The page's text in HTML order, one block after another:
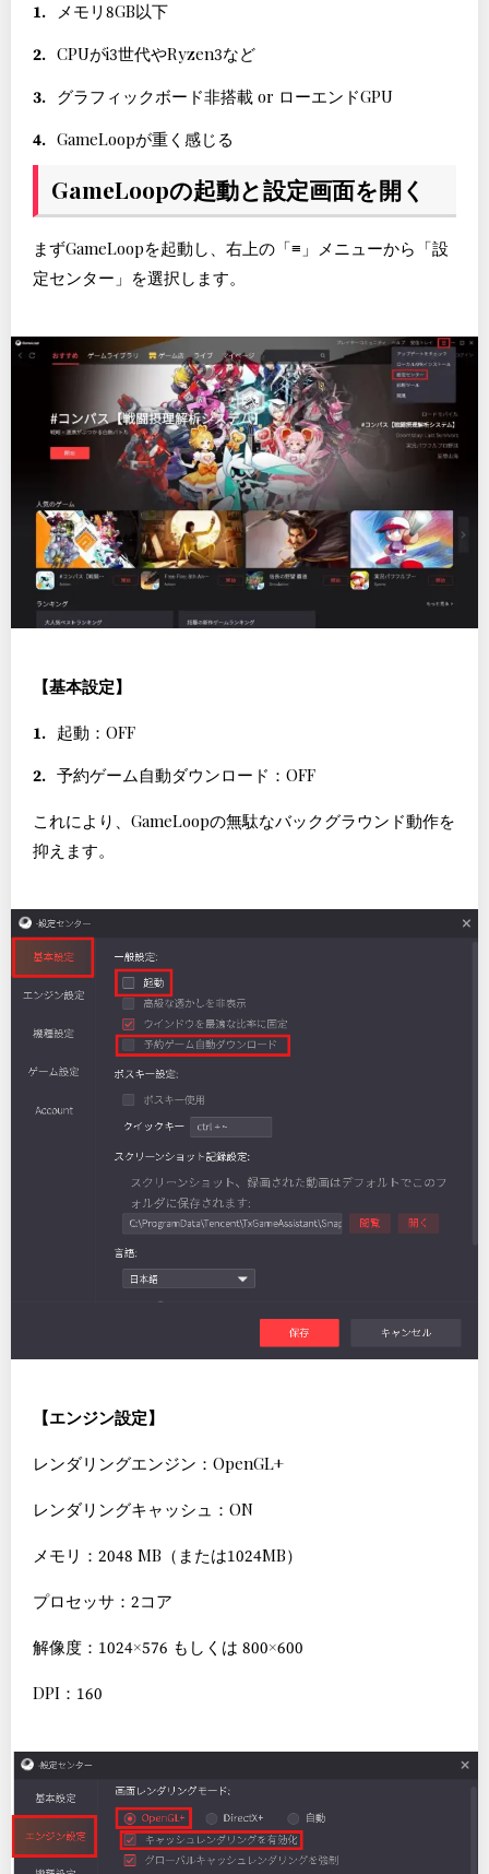
メモリ8GB以下
CPUがi3世代やRyzen3など
グラフィックボード非搭載 or ローエンドGPU
GameLoopが重く感じる
GameLoopの起動と設定画面を開く
まずGameLoopを起動し、右上の「≡」メニューから「設
定センター」を選択します。
【基本設定】
起動：OFF
予約ゲーム自動ダウンロード：OFF
これにより、GameLoopの無駄なバックグラウンド動作を
抑えます。
【エンジン設定】
レンダリングエンジン：OpenGL+
レンダリングキャッシュ：ON
メモリ：2048 MB（または1024MB）
プロセッサ：2コア
解像度：1024×576 もしくは 800×600
DPI：160